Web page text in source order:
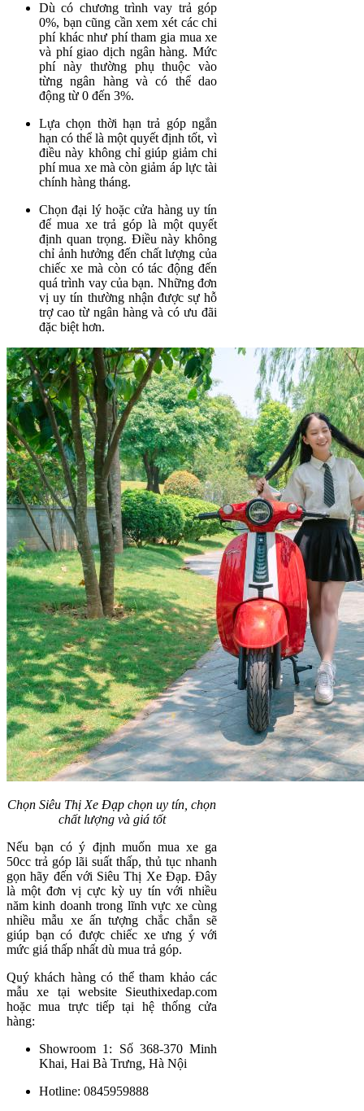
Dù có chương trình vay trả góp
0%, bạn cũng cần xem xét các chi
phí khác như phí tham gia mua xe
và phí giao dịch ngân hàng. Mức
phí này thường phụ thuộc vào
từng ngân hàng và có thể dao
động từ 0 đến 3%.
Lựa chọn thời hạn trả góp ngắn
hạn có thể là một quyết định tốt, vì
điều này không chỉ giúp giảm chi
phí mua xe mà còn giảm áp lực tài
chính hàng tháng.
Chọn đại lý hoặc cửa hàng uy tín
để mua xe trả góp là một quyết
định quan trọng. Điều này không
chỉ ảnh hưởng đến chất lượng của
chiếc xe mà còn có tác động đến
quá trình vay của bạn. Những đơn
vị uy tín thường nhận được sự hỗ
trợ cao từ ngân hàng và có ưu đãi
đặc biệt hơn.
Chọn Siêu Thị Xe Đạp chọn uy tín, chọn
chất lượng và giá tốt
Nếu bạn có ý định muốn mua xe ga
50cc trả góp lãi suất thấp, thủ tục nhanh
gọn hãy đến với Siêu Thị Xe Đạp. Đây
là một đơn vị cực kỳ uy tín với nhiều
năm kinh doanh trong lĩnh vực xe cùng
nhiều mẫu xe ấn tượng chắc chắn sẽ
giúp bạn có được chiếc xe ưng ý với
mức giá thấp nhất dù mua trả góp.
Quý khách hàng có thể tham khảo các
mẫu xe tại website Sieuthixedap.com
hoặc mua trực tiếp tại hệ thống cửa
hàng:
Showroom 1: Số 368-370 Minh
Khai, Hai Bà Trưng, Hà Nội
Hotline: 0845959888